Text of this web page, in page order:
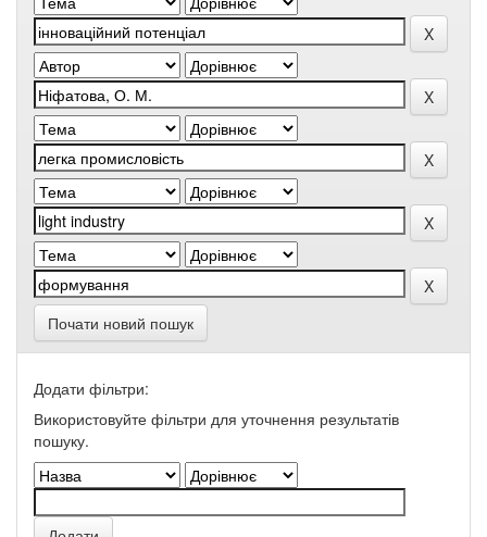
Почати новий пошук
Додати фільтри:
Використовуйте фільтри для уточнення результатів
пошуку.